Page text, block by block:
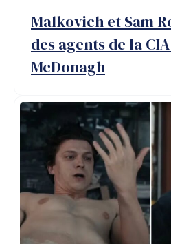
Malkovich et Sam
des agents de la
McDonagh